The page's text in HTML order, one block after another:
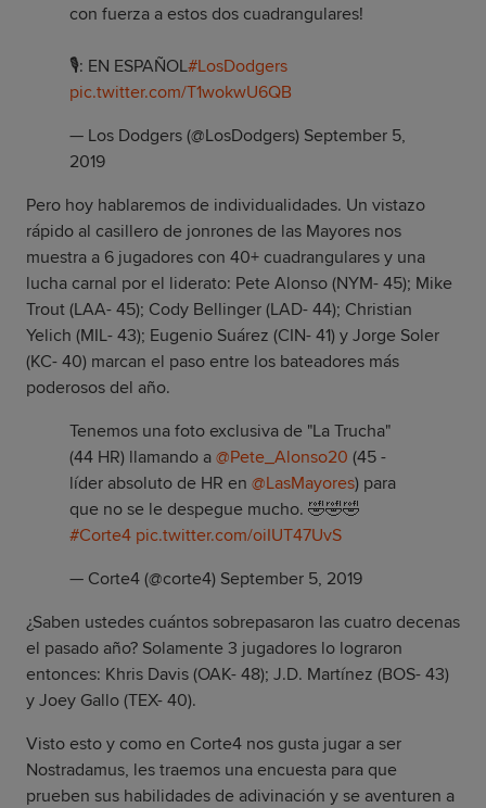
con fuerza a estos dos cuadrangulares!
🎙: EN ESPAÑOL#LosDodgers
pic.twitter.com/T1wokwU6QB
— Los Dodgers (@LosDodgers) September 5,
2019
Pero hoy hablaremos de individualidades. Un vistazo
rápido al casillero de jonrones de las Mayores nos
muestra a 6 jugadores con 40+ cuadrangulares y una
lucha carnal por el liderato: Pete Alonso (NYM- 45); Mike
Trout (LAA- 45); Cody Bellinger (LAD- 44); Christian
Yelich (MIL- 43); Eugenio Suárez (CIN- 41) y Jorge Soler
(KC- 40) marcan el paso entre los bateadores más
poderosos del año.
Tenemos una foto exclusiva de "La Trucha"
(44 HR) llamando a @Pete_Alonso20 (45 -
líder absoluto de HR en @LasMayores) para
que no se le despegue mucho. 🤣🤣🤣
#Corte4 pic.twitter.com/oiIUT47UvS
— Corte4 (@corte4) September 5, 2019
¿Saben ustedes cuántos sobrepasaron las cuatro decenas
el pasado año? Solamente 3 jugadores lo lograron
entonces: Khris Davis (OAK- 48); J.D. Martínez (BOS- 43)
y Joey Gallo (TEX- 40).
Visto esto y como en Corte4 nos gusta jugar a ser
Nostradamus, les traemos una encuesta para que
prueben sus habilidades de adivinación y se aventuren a